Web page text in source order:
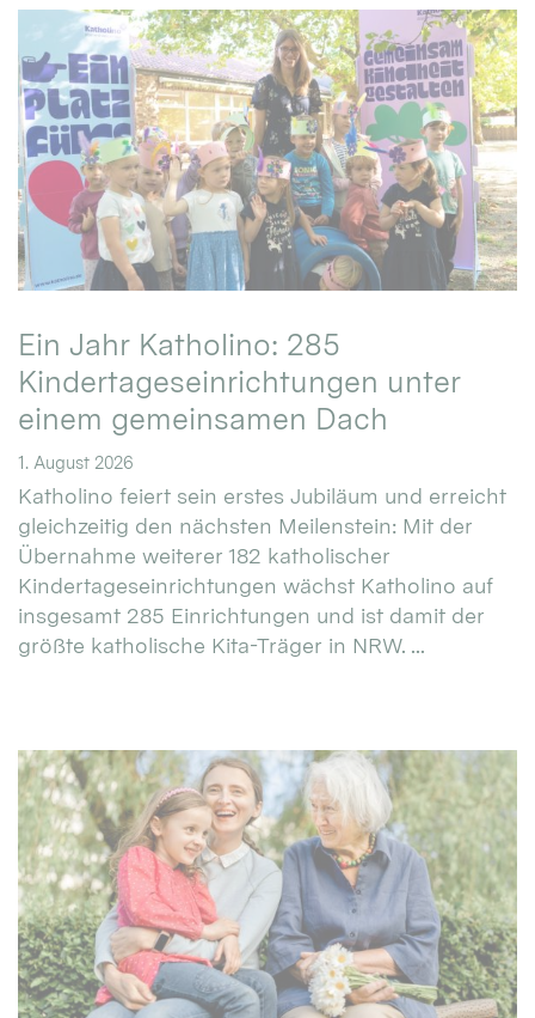
Ein Jahr Katholino: 285
Kindertageseinrichtungen unter
einem gemeinsamen Dach
1. August 2026
Katholino feiert sein erstes Jubiläum und erreicht
gleichzeitig den nächsten Meilenstein: Mit der
Übernahme weiterer 182 katholischer
Kindertageseinrichtungen wächst Katholino auf
insgesamt 285 Einrichtungen und ist damit der
größte katholische Kita-Träger in NRW. ...